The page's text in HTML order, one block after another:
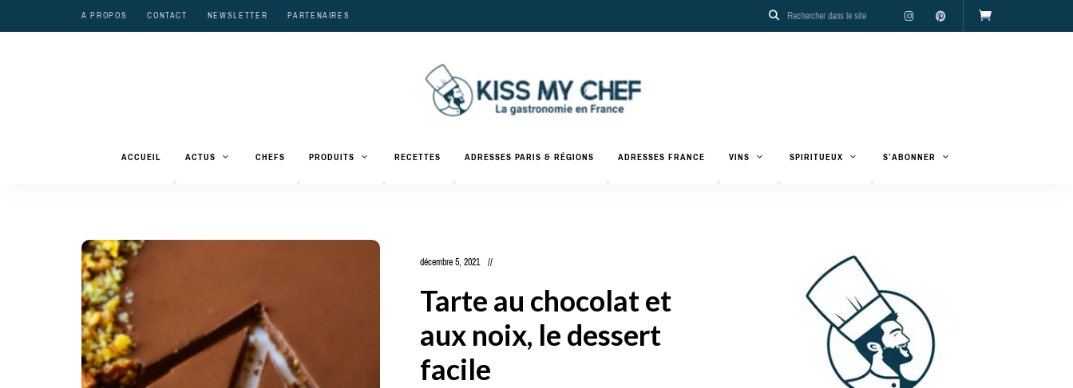
A PROPOS CONTACT NEWSLETTER PARTENAIRES
Kiss
Chef
gastronomiques
et
ACCUEIL ACTUS CHEFS PRODUITS RECETTES ADRESSES PARIS & RÉGIONS ADRESSES FRANCE VINS SPIRITUEUX S’ABONNER
décembre 5, 2021
Tarte au chocolat et
aux noix, le dessert
facile